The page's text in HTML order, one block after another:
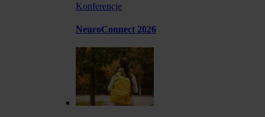
Konferencje
NeuroConnect 2026